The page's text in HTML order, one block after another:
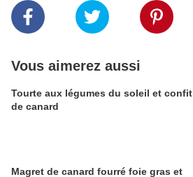
Vous aimerez aussi
Tourte aux légumes du soleil et confit
de canard
Magret de canard fourré foie gras et